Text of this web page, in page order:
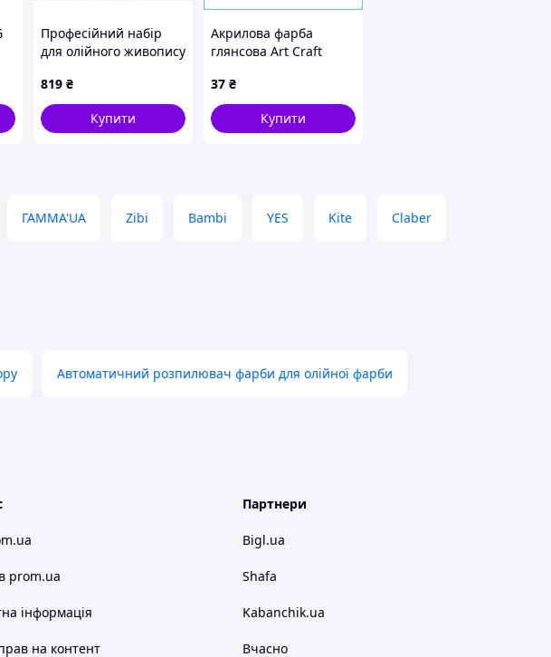
Професійний набір
для олійного живопису
Newton, 7359B12K0M
819 ₴
Купити
Акрилова фарба
глянсова Art Craft
мл для малювання на
полотні та декору
преміум
37 ₴
Купити
ГАММА'UA Zibi Bambi YES Kite Claber
Автоматичний розпилювач фарби для олійної фарби
prom.ua
інформація
на контент
Партнери
Bigl.ua
Shafa
Kabanchik.ua
Вчасно